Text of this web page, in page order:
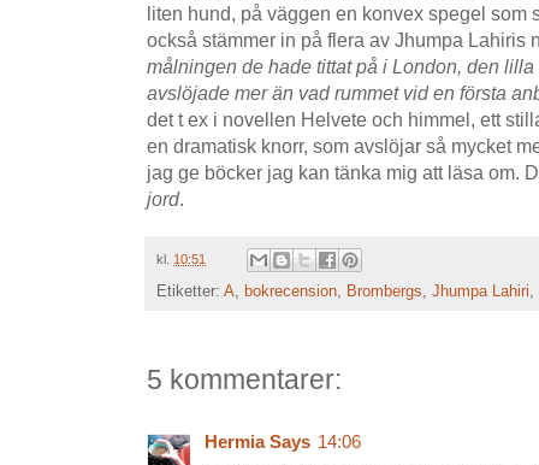
liten hund, på väggen en konvex spegel som
också stämmer in på flera av Jhumpa Lahiris
målningen de hade tittat på i London, den
avslöjade mer än vad rummet vid en första
det t ex i novellen Helvete och himmel, ett
en dramatisk knorr, som avslöjar så mycket
jag ge böcker jag kan tänka mig att läsa om.
jord.
kl. 10:51
Etiketter: A, bokrecension, Brombergs, Jhumpa Lahiri,
5 kommentarer:
Hermia Says 14:06